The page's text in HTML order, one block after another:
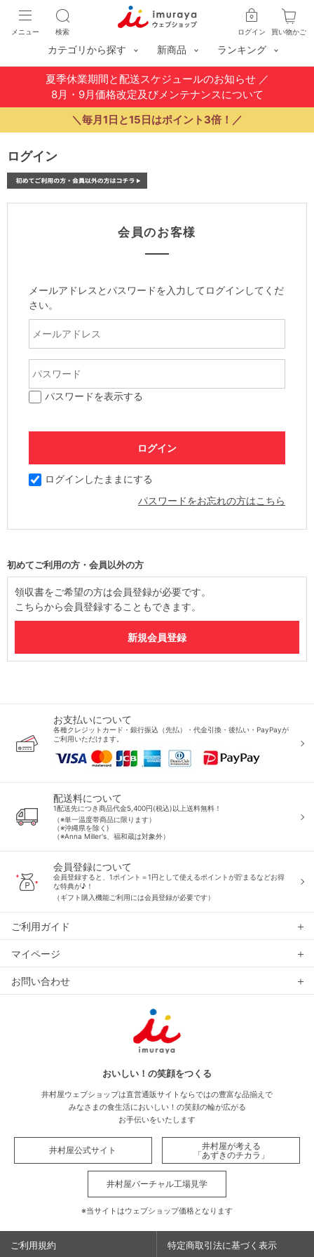
買い物かご
ログイン
検索
メニュー
カテゴリから探す 新商品 ランキング
夏季休業期間と配送スケジュールのお知らせ／
8月・9月価格改定及びメンテナンスについて
＼毎月1日と15日はポイント3倍！／
ログイン
会員のお客様
メールアドレスとパスワードを入力してログインしてくだ
さい。
パスワードを表示する
ログインしたままにする
パスワードをお忘れの方はこちら
初めてご利用の方・会員以外の方
お支払いについて
各種クレジットカード・銀行振込（先払）・代金引換・後払い・PayPayが
ご利用いただけます。
配送料について
1配送先につき商品代金5,400円(税込)以上送料無料！
（※単一温度帯商品に限ります）
（※沖縄県を除く)
（※Anna Miller's、福和蔵は対象外）
会員登録について
会員登録すると、1ポイント＝1円として使えるポイントが貯まるなどお得
な特典が♪！
（ギフト購入機能ご利用には会員登録が必要です）
ご利用ガイド
マイページ
お問い合わせ
おいしい！の笑顔をつくる
井村屋ウェブショップは直営通販サイトならではの豊富な品揃えで
みなさまの食生活においしい！の笑顔の輪が広がる
お手伝いをいたします
井村屋公式サイト
井村屋が考える
「あずきのチカラ」
井村屋バーチャル工場見学
※当サイトはウェブショップ価格となります
ご利用規約 特定商取引法に基づく表示